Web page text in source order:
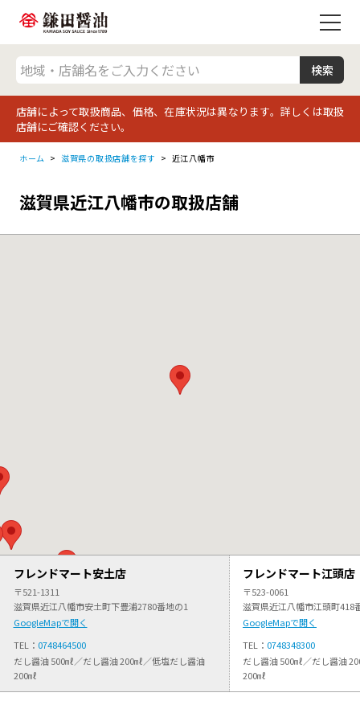
店舗によって取扱商品、価格、在庫状況は異なります。詳しくは取扱
店舗にご確認ください。
ホーム 滋賀県の取扱店舗を探す 近江八幡市
滋賀県近江八幡市の取扱店舗
フレンドマート安土店
〒521-1311
滋賀県近江八幡市安土町下豊浦2780番地の1
GoogleMapで開く
TEL： 0748464500
だし醤油 500㎖／だし醤油 200㎖／低塩だし醤油
200㎖
フレンドマート江頭店
〒523-0061
滋賀県近江八幡市江頭町418
GoogleMapで開く
TEL： 0748348300
だし醤油 500㎖／だし醤油
200㎖